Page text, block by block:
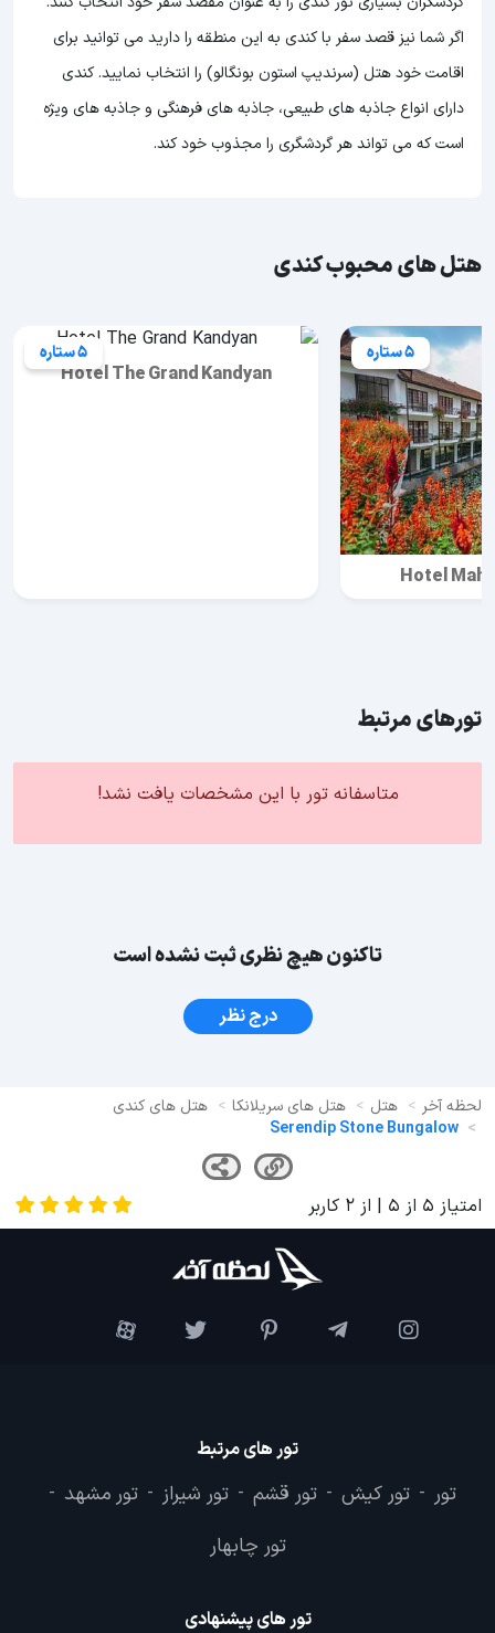
اگر شما نیز قصد سفر با کندی به این منطقه را دارید می توانید برای
اقامت خود هتل (سرندیپ استون بونگالو) را انتخاب نمایید. کندی
دارای انواع جاذبه های طبیعی، جاذبه های فرهنگی و جاذبه های ویژه
است که می تواند هر گردشگری را مجذوب خود کند.
هتل های محبوب کندی
5 ستاره
Hotel
5 ستاره
Hotel The Grand Kandyan
تورهای مرتبط
متاسفانه تور با این مشخصات یافت نشد!
تاکنون هیچ نظری ثبت نشده است
درج نظر
لحظه آخر هتل هتل های سریلانکا
هتل های کندی
Serendip Stone Bungalow
امتیاز 5 از 5 | از 2 کاربر
تور های مرتبط
تور - تور کیش - تور قشم - تور شیراز - تور مشهد -
تور چابهار
تور های پیشنهادی